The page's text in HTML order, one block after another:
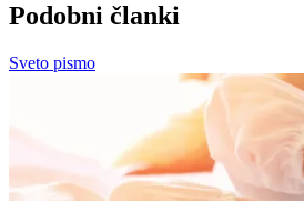
Podobni članki
Sveto pismo